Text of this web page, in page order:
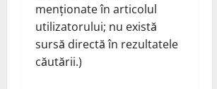
menționate în articolul
utilizatorului; nu există
sursă directă în rezultatele
căutării.)